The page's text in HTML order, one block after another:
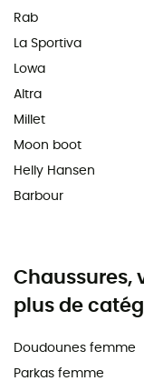
Rab
La Sportiva
Lowa
Altra
Millet
Moon boot
Helly Hansen
Barbour
Chaussures,
plus de
Doudounes femme
Parkas femme